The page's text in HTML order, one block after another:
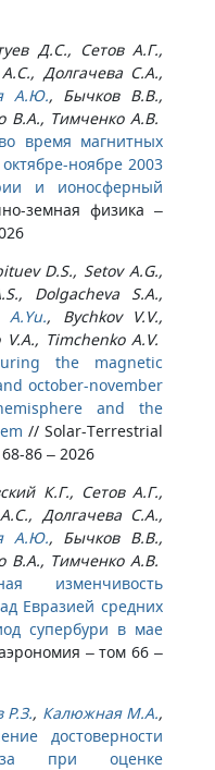
Д.С., Сетов А.Г.,
Долгачева С.А.,
А.Ю., Бычков В.В.,
В.А., Тимченко А.В.
время магнитных
ноябре 2003
и ионосферный
земная физика –
D.S., Setov A.G.,
Dolgacheva S.A.,
A.Yu., Bychkov V.V.,
Timchenko A.V.
the magnetic
october-november
and the
//Solar-Terrestrial
86 – 2026
К.Г., Сетов А.Г.,
Долгачева С.А.,
А.Ю., Бычков В.В.,
В.А., Тимченко А.В.
изменчивость
Евразией средних
супербури в мае
– том 66 –
Р.З., Калюжная М.А.,
достоверности
при оценке